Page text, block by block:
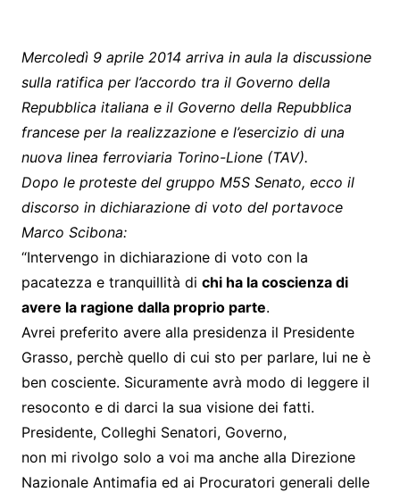
Mercoledì 9 aprile 2014 arriva in aula la discussione
sulla ratifica per l’accordo tra il Governo della
Repubblica italiana e il Governo della Repubblica
francese per la realizzazione e l’esercizio di una
nuova linea ferroviaria Torino-Lione (TAV).
Dopo le proteste del gruppo M5S Senato, ecco il
discorso in dichiarazione di voto del portavoce
Marco Scibona:
“Intervengo in dichiarazione di voto con la
pacatezza e tranquillità di chi ha la coscienza di
avere la ragione dalla proprio parte.
Avrei preferito avere alla presidenza il Presidente
Grasso, perchè quello di cui sto per parlare, lui ne è
ben cosciente. Sicuramente avrà modo di leggere il
resoconto e di darci la sua visione dei fatti.
Presidente, Colleghi Senatori, Governo,
non mi rivolgo solo a voi ma anche alla Direzione
Nazionale Antimafia ed ai Procuratori generali delle